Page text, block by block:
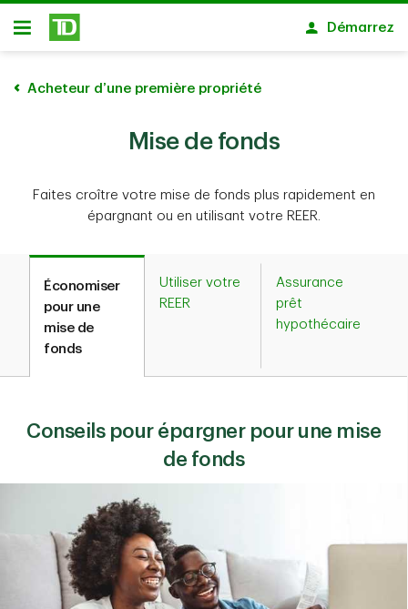
Passer au contenu principal
Ouvert
Démarrez
Acheteur d’une première propriété
Mise de fonds
Faites croître votre mise de fonds plus rapidement en
épargnant ou en utilisant votre REER.
Économiser
pour une
mise de
fonds
Utiliser votre
REER
Assurance
prêt
hypothécaire
Conseils pour épargner pour une mise
de fonds